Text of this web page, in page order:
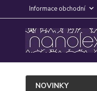
Informace obchodní
NOVINKY